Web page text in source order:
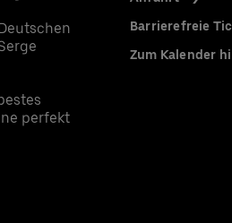
perfekt
Barrierefreie
Zum Kalender
in Berlin